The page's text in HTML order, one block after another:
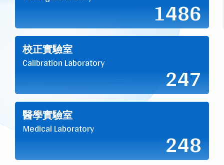
1486
校正實驗室
Calibration Laboratory 247
醫學實驗室
Medical Laboratory 248